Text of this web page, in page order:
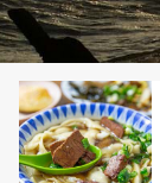
共有 432 间店家